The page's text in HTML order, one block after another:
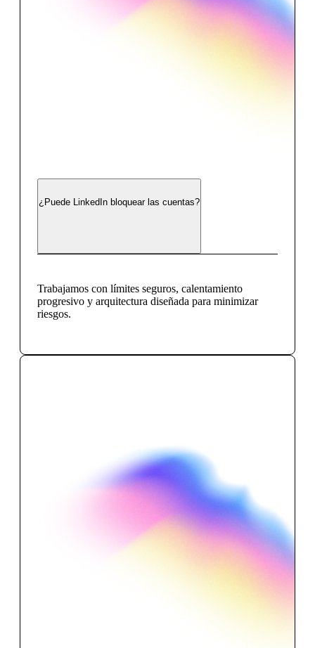
¿Puede LinkedIn bloquear las cuentas?
Trabajamos con límites seguros, calentamiento
progresivo y arquitectura diseñada para minimizar
riesgos.